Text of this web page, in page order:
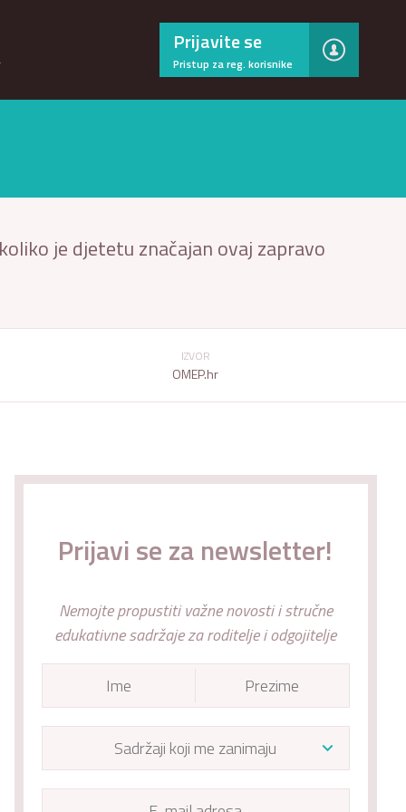
×
Prijavite se
Pristup za reg. korisnike
je djetetu značajan ovaj zapravo
IZVOR
OMEP.hr
Prijavi se za newsletter!
Nemojte propustiti važne novosti i stručne
edukativne sadržaje za roditelje i odgojitelje